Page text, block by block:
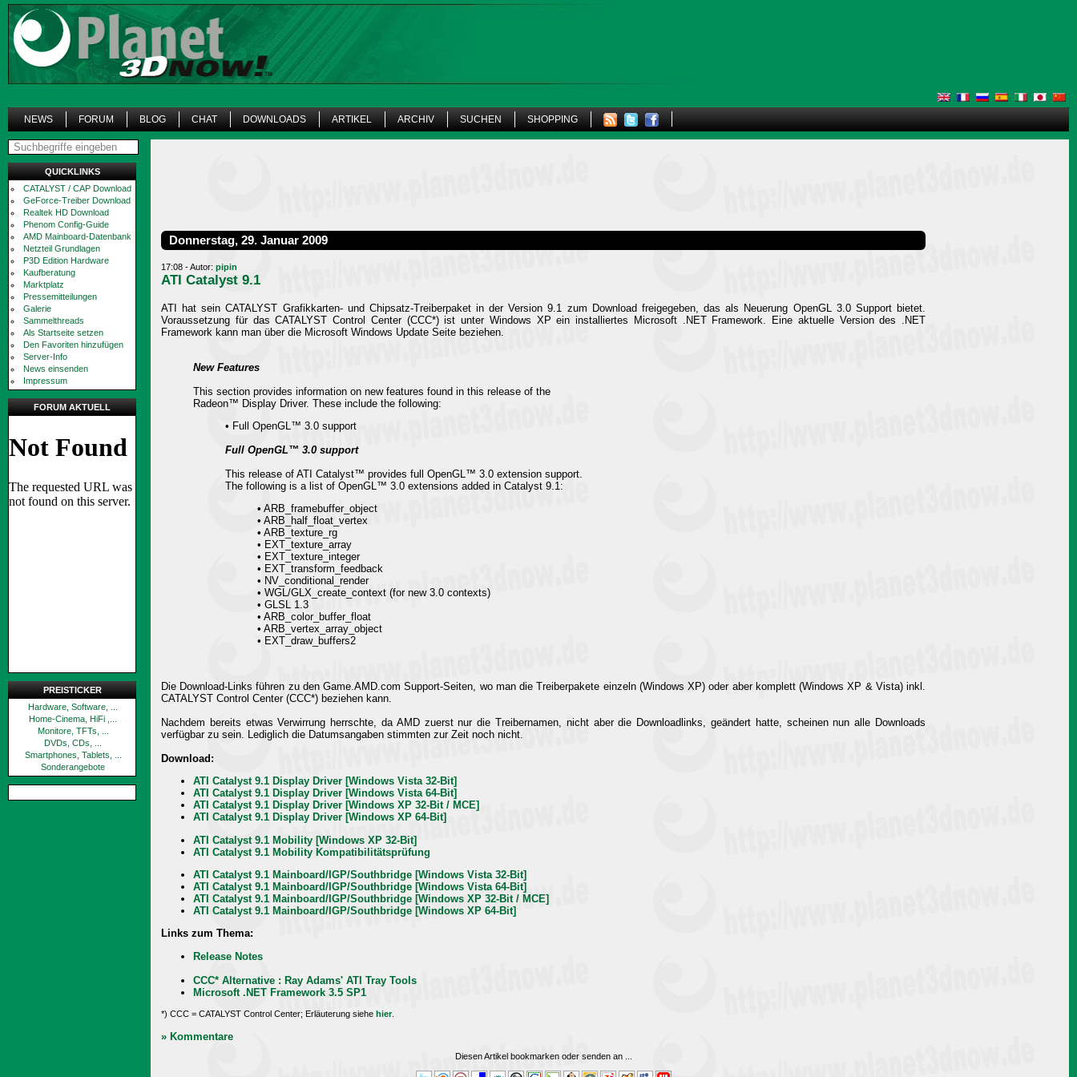
NEWS FORUM BLOG CHAT DOWNLOADS ARTIKEL ARCHIV SUCHEN SHOPPING
QUICKLINKS
CATALYST / CAP Download
GeForce-Treiber Download
Realtek HD Download
Phenom Config-Guide
AMD Mainboard-Datenbank
Netzteil Grundlagen
P3D Edition Hardware
Kaufberatung
Marktplatz
Pressemitteilungen
Galerie
Sammelthreads
Als Startseite setzen
Den Favoriten hinzufügen
Server-Info
News einsenden
Impressum
FORUM AKTUELL
PREISTICKER
Hardware, Software, ...
Home-Cinema, HiFi ,...
Monitore, TFTs, ...
DVDs, CDs, ...
Smartphones, Tablets, ...
Sonderangebote
Donnerstag, 29. Januar 2009
17:08 - Autor: pipin
ATI Catalyst 9.1
ATI hat sein CATALYST Grafikkarten- und Chipsatz-Treiberpaket in der Version 9.1 zum Download freigegeben, das als Neuerung OpenGL 3.0 Support bietet.
Voraussetzung für das CATALYST Control Center (CCC*) ist unter Windows XP ein installiertes Microsoft .NET Framework. Eine aktuelle Version des .NET
Framework kann man über die Microsoft Windows Update Seite beziehen.
New Features
This section provides information on new features found in this release of the
Radeon™ Display Driver. These include the following:
• Full OpenGL™ 3.0 support
Full OpenGL™ 3.0 support
This release of ATI Catalyst™ provides full OpenGL™ 3.0 extension support.
The following is a list of OpenGL™ 3.0 extensions added in Catalyst 9.1:
• ARB_framebuffer_object
• ARB_half_float_vertex
• ARB_texture_rg
• EXT_texture_array
• EXT_texture_integer
• EXT_transform_feedback
• NV_conditional_render
• WGL/GLX_create_context (for new 3.0 contexts)
• GLSL 1.3
• ARB_color_buffer_float
• ARB_vertex_array_object
• EXT_draw_buffers2
Die Download-Links führen zu den Game.AMD.com Support-Seiten, wo man die Treiberpakete einzeln (Windows XP) oder aber komplett (Windows XP & Vista) inkl.
CATALYST Control Center (CCC*) beziehen kann.
Nachdem bereits etwas Verwirrung herrschte, da AMD zuerst nur die Treibernamen, nicht aber die Downloadlinks, geändert hatte, scheinen nun alle Downloads
verfügbar zu sein. Lediglich die Datumsangaben stimmten zur Zeit noch nicht.
Download:
ATI Catalyst 9.1 Display Driver [Windows Vista 32-Bit]
ATI Catalyst 9.1 Display Driver [Windows Vista 64-Bit]
ATI Catalyst 9.1 Display Driver [Windows XP 32-Bit / MCE]
ATI Catalyst 9.1 Display Driver [Windows XP 64-Bit]
ATI Catalyst 9.1 Mobility [Windows XP 32-Bit]
ATI Catalyst 9.1 Mobility Kompatibilitätsprüfung
ATI Catalyst 9.1 Mainboard/IGP/Southbridge [Windows Vista 32-Bit]
ATI Catalyst 9.1 Mainboard/IGP/Southbridge [Windows Vista 64-Bit]
ATI Catalyst 9.1 Mainboard/IGP/Southbridge [Windows XP 32-Bit / MCE]
ATI Catalyst 9.1 Mainboard/IGP/Southbridge [Windows XP 64-Bit]
Links zum Thema:
Release Notes
CCC* Alternative : Ray Adams' ATI Tray Tools
Microsoft .NET Framework 3.5 SP1
*) CCC = CATALYST Control Center; Erläuterung siehe hier.
» Kommentare
Diesen Artikel bookmarken oder senden an